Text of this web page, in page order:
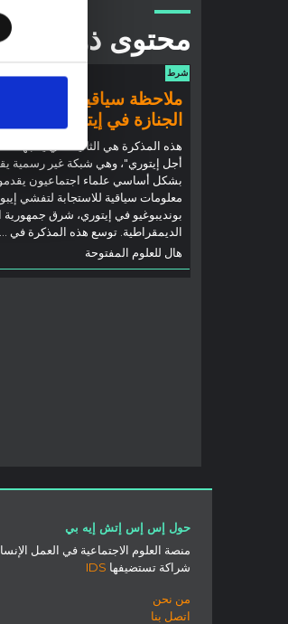
محتوى ذو صلة
شرط
ملاحظة سياقية: ممارسات
الجنازة في إيتوري
هذه المذكرة هي الثانية التي ينتجها
أجل إيتوري"، وهي شبكة غير رسمية
بشكل أساسي علماء اجتماعيون
معلومات سياقية للاستجابة لتفشي
بونديبوغيو في إيتوري، شرق جمهورية
الديمقراطية. توسع هذه المذكرة في ...
هال للعلوم المفتوحة
حول إس إس إتش إيه بي
منصة العلوم الاجتماعية في العمل
شراكة تستضيفها IDS
من نحن
اتصل بنا